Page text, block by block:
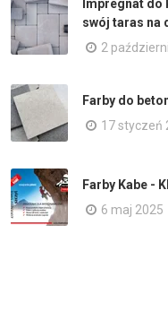
Impregnat
swój taras na
2
Farby do
17 styczeń
Farby Kabe -
6 maj 2025